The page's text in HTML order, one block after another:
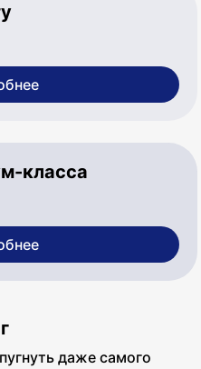
класса
даже самого